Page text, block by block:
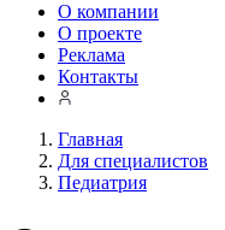
О компании
О проекте
Реклама
Контакты
Главная
Для специалистов
Педиатрия